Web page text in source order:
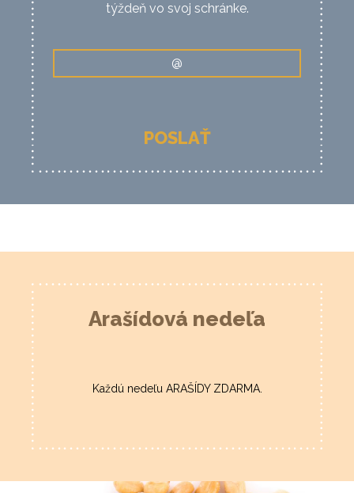
týždeň vo svoj schránke.
POSLAŤ
Arašídová nedeľa
Každú nedeľu ARAŠÍDY ZDARMA.